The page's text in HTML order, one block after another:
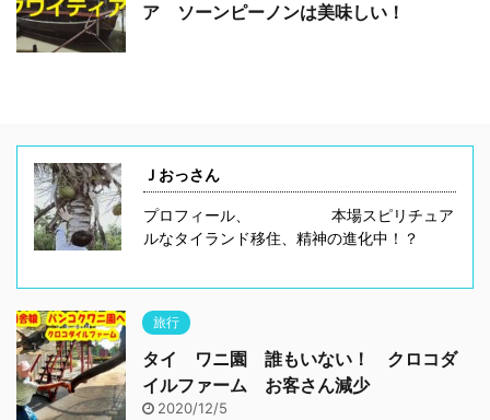
ア ソーンピーノンは美味しい！
Ｊおっさん
プロフィール、 本場スピリチュア
ルなタイランド移住、精神の進化中！？
旅行
タイ ワニ園 誰もいない！ クロコダ
イルファーム お客さん減少
2020/12/5